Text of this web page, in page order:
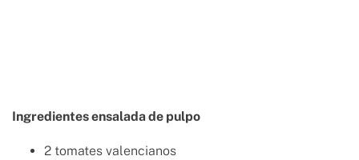
Ingredientes ensalada de pulpo
2 tomates valencianos